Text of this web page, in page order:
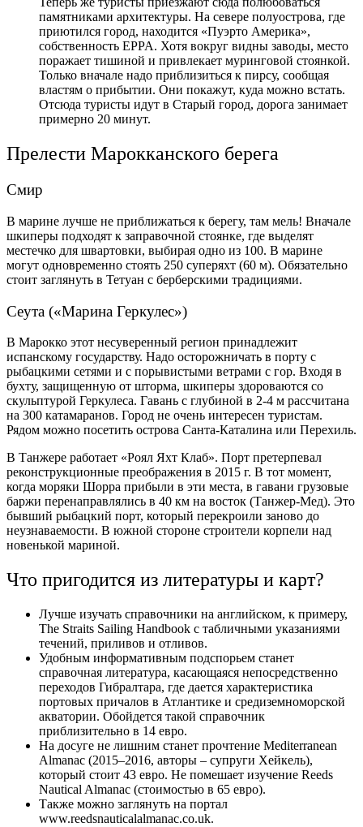
памятниками архитектуры. На севере полуострова, где
приютился город, находится «Пуэрто Америка»,
собственность EPPA. Хотя вокруг видны заводы, место
поражает тишиной и привлекает муринговой стоянкой.
Только вначале надо приблизиться к пирсу, сообщая
властям о прибытии. Они покажут, куда можно встать.
Отсюда туристы идут в Старый город, дорога занимает
примерно 20 минут.
Прелести Марокканского берега
Смир
В марине лучше не приближаться к берегу, там мель! Вначале
шкиперы подходят к заправочной стоянке, где выделят
местечко для швартовки, выбирая одно из 100. В марине
могут одновременно стоять 250 суперяхт (60 м). Обязательно
стоит заглянуть в Тетуан с берберскими традициями.
Сеута («Марина Геркулес»)
В Марокко этот несуверенный регион принадлежит
испанскому государству. Надо осторожничать в порту с
рыбацкими сетями и с порывистыми ветрами с гор. Входя в
бухту, защищенную от шторма, шкиперы здороваются со
скульптурой Геркулеса. Гавань с глубиной в 2-4 м рассчитана
на 300 катамаранов. Город не очень интересен туристам.
Рядом можно посетить острова Санта-Каталина или Перехиль.
В Танжере работает «Роял Яхт Клаб». Порт претерпевал
реконструкционные преображения в 2015 г. В тот момент,
когда моряки Шорра прибыли в эти места, в гавани грузовые
баржи перенаправлялись в 40 км на восток (Танжер-Мед). Это
бывший рыбацкий порт, который перекроили заново до
неузнаваемости. В южной стороне строители корпели над
новенькой мариной.
Что пригодится из литературы и карт?
Лучше изучать справочники на английском, к примеру,
The Straits Sailing Handbook c табличными указаниями
течений, приливов и отливов.
Удобным информативным подспорьем станет
справочная литература, касающаяся непосредственно
переходов Гибралтара, где дается характеристика
портовых причалов в Атлантике и средиземноморской
акватории. Обойдется такой справочник
приблизительно в 14 евро.
На досуге не лишним станет прочтение Mediterranean
Almanac (2015–2016, авторы – супруги Хейкель),
который стоит 43 евро. Не помешает изучение Reeds
Nautical Almanac (стоимостью в 65 евро).
Также можно заглянуть на портал
www.reedsnauticalalmanac.co.uk.